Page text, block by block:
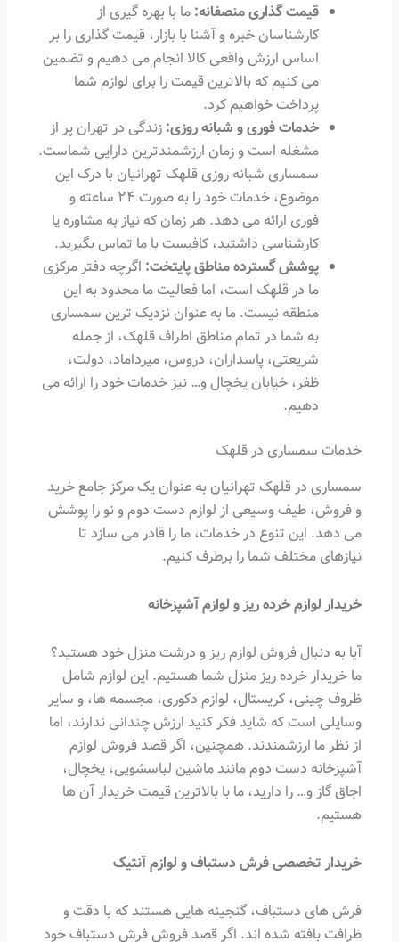
قیمت گذاری منصفانه: ما با بهره گیری از
کارشناسان خبره و آشنا با بازار، قیمت گذاری را بر
اساس ارزش واقعی کالا انجام می دهیم و تضمین
می کنیم که بالاترین قیمت را برای لوازم شما
پرداخت خواهیم کرد.
خدمات فوری و شبانه روزی: زندگی در تهران پر از
مشغله است و زمان ارزشمندترین دارایی شماست.
سمساری شبانه روزی قلهک تهرانیان با درک این
موضوع، خدمات خود را به صورت ۲۴ ساعته و
فوری ارائه می دهد. هر زمان که نیاز به مشاوره یا
کارشناسی داشتید، کافیست با ما تماس بگیرید.
پوشش گسترده مناطق پایتخت: اگرچه دفتر مرکزی
ما در قلهک است، اما فعالیت ما محدود به این
منطقه نیست. ما به عنوان نزدیک ترین سمساری
به شما در تمام مناطق اطراف قلهک، از جمله
شریعتی، پاسداران، دروس، میرداماد، دولت،
ظفر، خیابان یخچال و… نیز خدمات خود را ارائه می
دهیم.
خدمات سمساری در قلهک
سمساری در قلهک تهرانیان به عنوان یک مرکز جامع خرید
و فروش، طیف وسیعی از لوازم دست دوم و نو را پوشش
می دهد. این تنوع در خدمات، ما را قادر می سازد تا
نیازهای مختلف شما را برطرف کنیم.
خریدار لوازم خرده ریز و لوازم آشپزخانه
آیا به دنبال فروش لوازم ریز و درشت منزل خود هستید؟
ما خریدار خرده ریز منزل شما هستیم. این لوازم شامل
ظروف چینی، کریستال، لوازم دکوری، مجسمه ها، و سایر
وسایلی است که شاید فکر کنید ارزش چندانی ندارند، اما
از نظر ما ارزشمندند. همچنین، اگر قصد فروش لوازم
آشپزخانه دست دوم مانند ماشین لباسشویی، یخچال،
اجاق گاز و… را دارید، ما با بالاترین قیمت خریدار آن ها
هستیم.
خریدار تخصصی فرش دستباف و لوازم آنتیک
فرش های دستباف، گنجینه هایی هستند که با دقت و
ظرافت بافته شده اند. اگر قصد فروش فرش دستباف خود